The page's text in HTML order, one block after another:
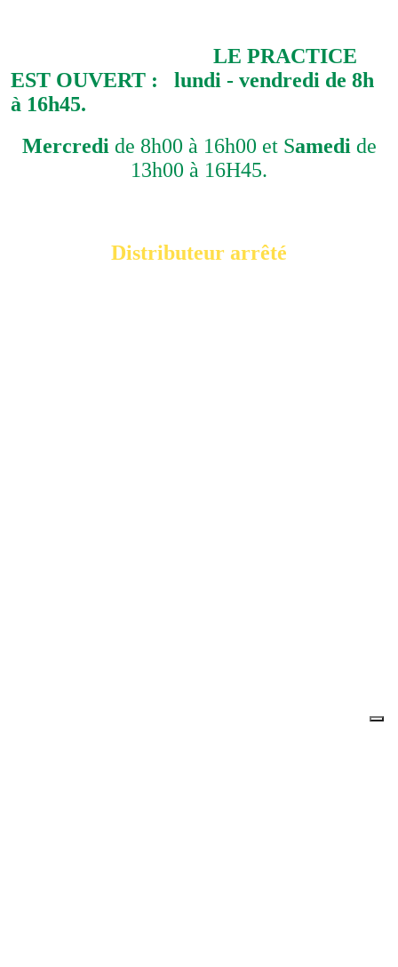
LE PRACTICE
EST OUVERT :
lundi - vendredi de 8h
à 16h45.
Mercredi de 8h00 à 16h00 et Samedi de
13h00 à 16H45.
Distributeur arrêté